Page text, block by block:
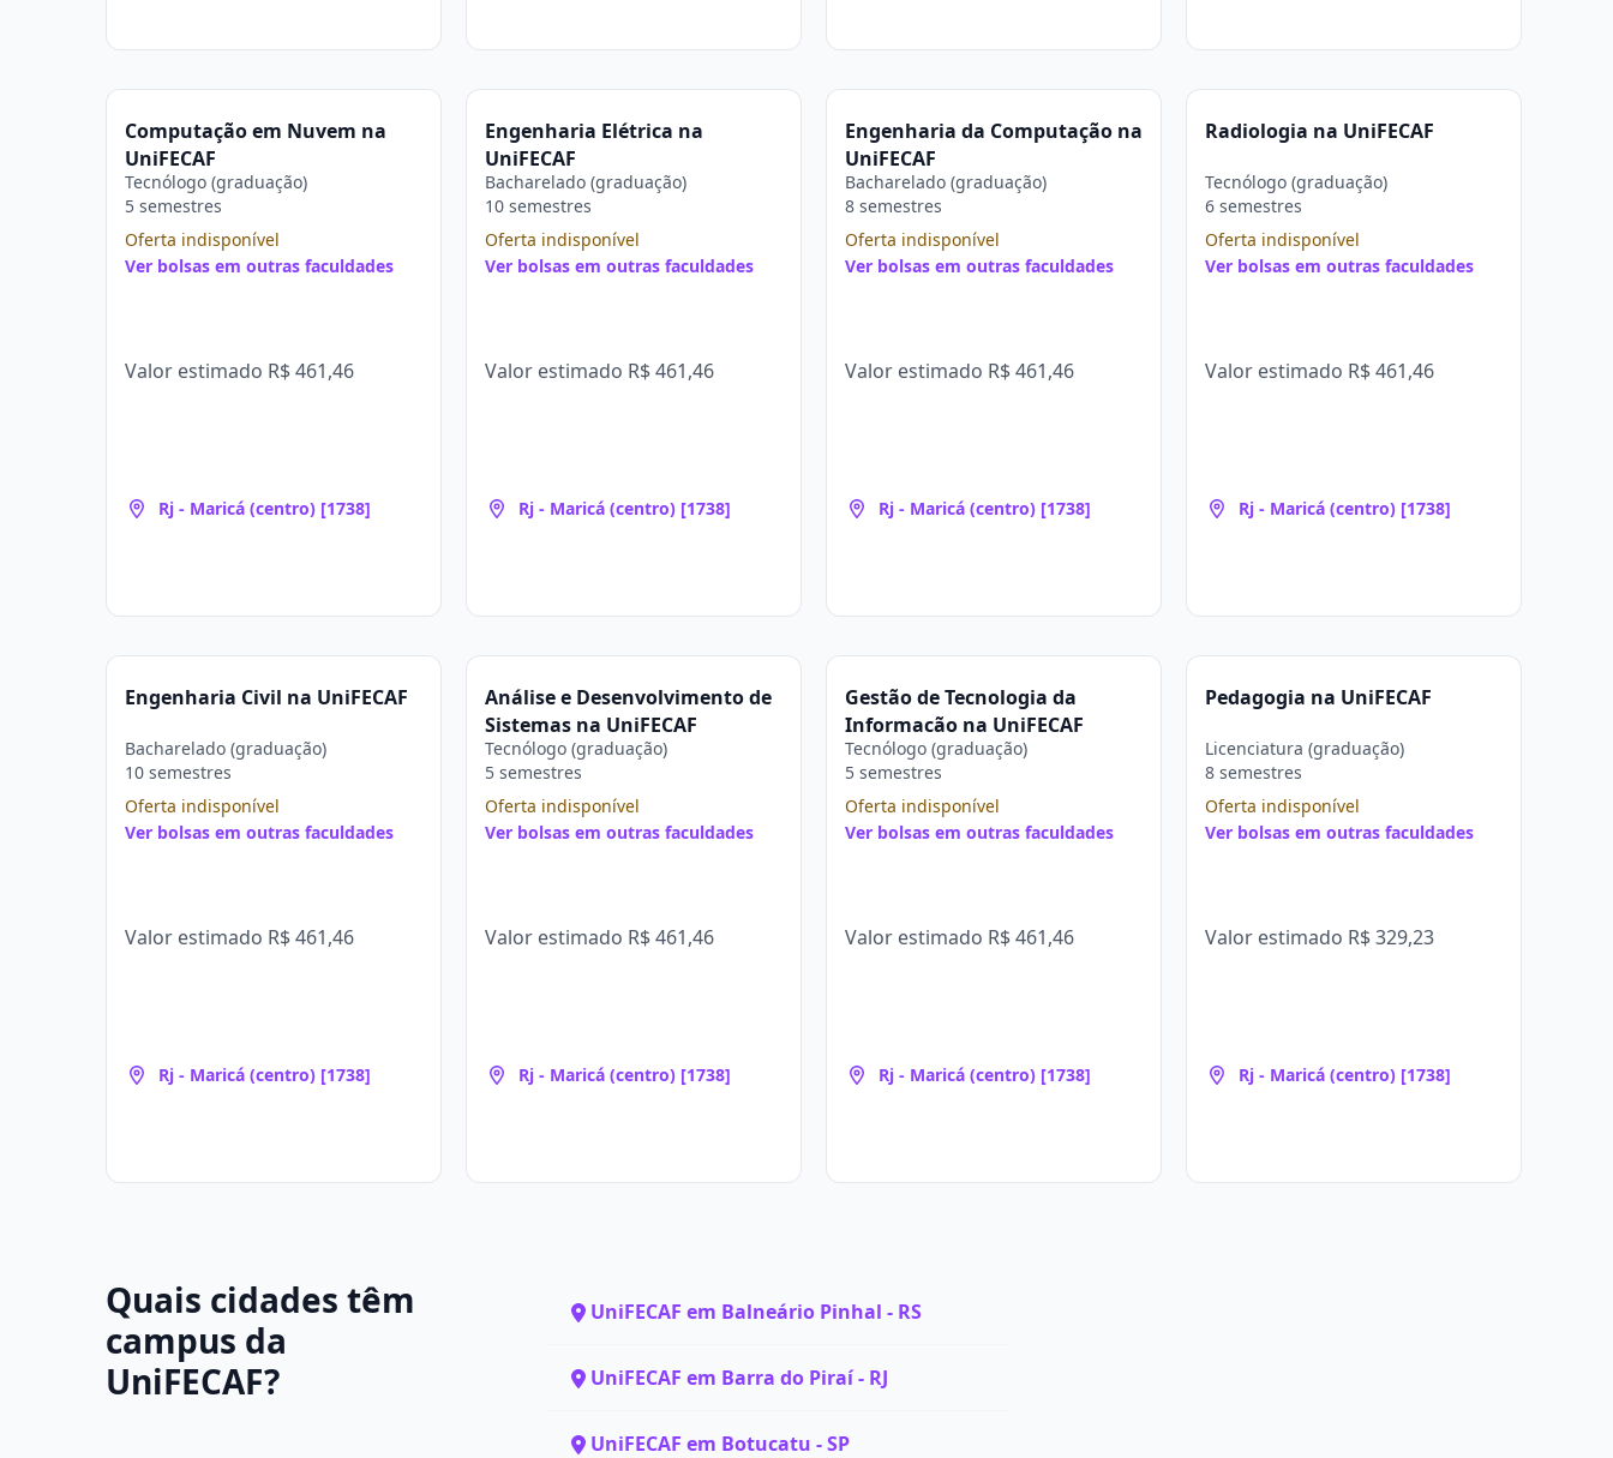
Computação em Nuvem na
UniFECAF
Tecnólogo (graduação)
5 semestres
Oferta indisponível
Ver bolsas em outras faculdades
Valor estimado R$ 461,46
Rj - Maricá (centro) [1738]
Engenharia Elétrica na
UniFECAF
Bacharelado (graduação)
10 semestres
Oferta indisponível
Ver bolsas em outras faculdades
Valor estimado R$ 461,46
Rj - Maricá (centro) [1738]
Engenharia da Computação na
UniFECAF
Bacharelado (graduação)
8 semestres
Oferta indisponível
Ver bolsas em outras faculdades
Valor estimado R$ 461,46
Rj - Maricá (centro) [1738]
Radiologia na UniFECAF
Tecnólogo (graduação)
6 semestres
Oferta indisponível
Ver bolsas em outras faculdades
Valor estimado R$ 461,46
Rj - Maricá (centro) [1738]
Engenharia Civil na UniFECAF
Bacharelado (graduação)
10 semestres
Oferta indisponível
Ver bolsas em outras faculdades
Valor estimado R$ 461,46
Rj - Maricá (centro) [1738]
Análise e Desenvolvimento de
Sistemas na UniFECAF
Tecnólogo (graduação)
5 semestres
Oferta indisponível
Ver bolsas em outras faculdades
Valor estimado R$ 461,46
Rj - Maricá (centro) [1738]
Gestão de Tecnologia da
Informação na UniFECAF
Tecnólogo (graduação)
5 semestres
Oferta indisponível
Ver bolsas em outras faculdades
Valor estimado R$ 461,46
Rj - Maricá (centro) [1738]
Pedagogia na UniFECAF
Licenciatura (graduação)
8 semestres
Oferta indisponível
Ver bolsas em outras faculdades
Valor estimado R$ 329,23
Rj - Maricá (centro) [1738]
Quais cidades têm
campus da
UniFECAF?
UniFECAF em Balneário Pinhal - RS
UniFECAF em Barra do Piraí - RJ
UniFECAF em Botucatu - SP